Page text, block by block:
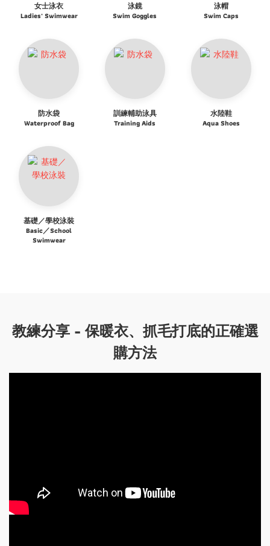
女士泳衣
Ladies' Swimwear
泳鏡
Swim Goggles
泳帽
Swim Caps
防水袋
Waterproof Bag
訓練輔助泳具
Training Aids
水陸鞋
Aqua Shoes
基礎／學校泳裝
Basic／School
Swimwear
教練分享 - 保暖衣、抓毛打底的正確選
購方法